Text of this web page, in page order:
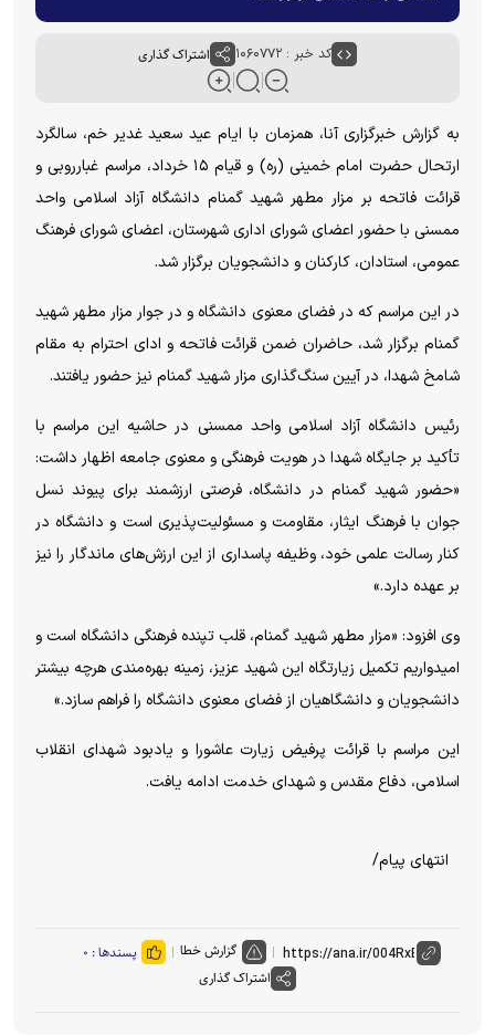
کد خبر : ۱۰۶۰۷۷۲ اشتراک گذاری
به گزارش خبرگزاری آنا، همزمان با ایام عید سعید غدیر خم، سالگرد
ارتحال حضرت امام خمینی (ره) و قیام ۱۵ خرداد، مراسم غبارروبی و
قرائت فاتحه بر مزار مطهر شهید گمنام دانشگاه آزاد اسلامی واحد
ممسنی با حضور اعضای شورای اداری شهرستان، اعضای شورای فرهنگ
عمومی، استادان، کارکنان و دانشجویان برگزار شد.
در این مراسم که در فضای معنوی دانشگاه و در جوار مزار مطهر شهید
گمنام برگزار شد، حاضران ضمن قرائت فاتحه و ادای احترام به مقام
شامخ شهدا، در آیین سنگ‌گذاری مزار شهید گمنام نیز حضور یافتند.
رئیس دانشگاه آزاد اسلامی واحد ممسنی در حاشیه این مراسم با
تأکید بر جایگاه شهدا در هویت فرهنگی و معنوی جامعه اظهار داشت:
«حضور شهید گمنام در دانشگاه، فرصتی ارزشمند برای پیوند نسل
جوان با فرهنگ ایثار، مقاومت و مسئولیت‌پذیری است و دانشگاه در
کنار رسالت علمی خود، وظیفه پاسداری از این ارزش‌های ماندگار را نیز
بر عهده دارد.»
وی افزود: «مزار مطهر شهید گمنام، قلب تپنده فرهنگی دانشگاه است و
امیدواریم تکمیل زیارتگاه این شهید عزیز، زمینه بهره‌مندی هرچه بیشتر
دانشجویان و دانشگاهیان از فضای معنوی دانشگاه را فراهم سازد.»
این مراسم با قرائت پرفیض زیارت عاشورا و یادبود شهدای انقلاب
اسلامی، دفاع مقدس و شهدای خدمت ادامه یافت.
انتهای پیام/
گزارش خطا پسندها : ۰
اشتراک گذاری